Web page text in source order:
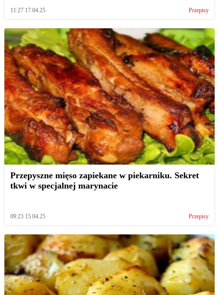
11:27 17.04.25 Przepisy
Przepyszne mięso zapiekane w piekarniku. Sekret
tkwi w specjalnej marynacie
09:23 15.04.25 Przepisy